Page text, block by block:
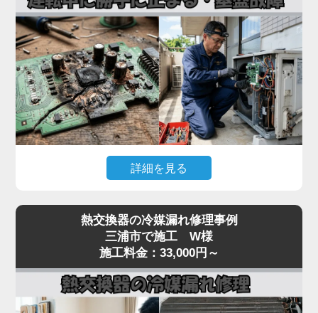
電源を入れ直すと、生きていた他の基板まで巻き込
んで故障が拡大するリスクがあります。
「家電の達人」では、テスターで本体への入力電
圧、電源基板の出力電圧、受光基板の出力信号を順
番に切り分けて点検。リモコン故障なら互換リモコ
ンの取り寄せ、本体側なら電源基板・受光基板の交
換に対応します。
突然停止して動かない症状は基板系トラブルが大半
なので、まずはお早めに点検をご依頼ください。夏
詳細を見る
は入るが数分で停止する」「特定のエラーコード
（E1・F1・H1など）が出て動かない」といった症
状は、室内機または室外機の制御基板の故障が原因
のケースが多く見られます。
基板は経年劣化に加え、雷サージや過電流、コンデ
熱交換器の冷媒漏れ修理事例
三浦市で施工 W様
施工料金：33,000円～